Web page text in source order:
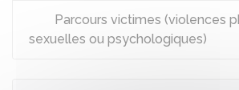
Parcours victimes (violences
sexuelles ou psychologiques)